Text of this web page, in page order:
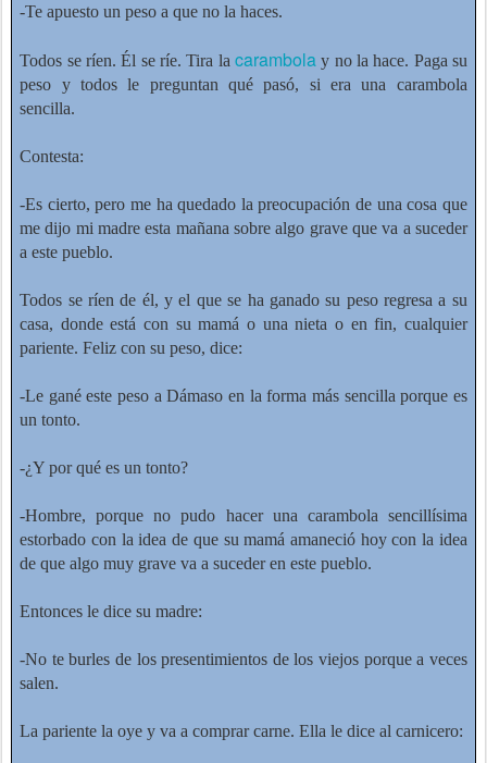
-Te apuesto un peso a que no la haces.
Todos se ríen. Él se ríe. Tira la carambolay no la hace. Paga su
peso y todos le preguntan qué pasó, si era una carambola
sencilla.
Contesta:
-Es cierto, pero me ha quedado la preocupación de una cosa que
me dijo mi madre esta mañana sobre algo grave que va a suceder
a este pueblo.
Todos se ríen de él, y el que se ha ganado su peso regresa a su
casa, donde está con su mamá o una nieta o en fin, cualquier
pariente. Feliz con su peso, dice:
-Le gané este peso a Dámaso en la forma más sencilla porque es
un tonto.
-¿Y por qué es un tonto?
-Hombre, porque no pudo hacer una carambola sencillísima
estorbado con la idea de que su mamá amaneció hoy con la idea
de que algo muy grave va a suceder en este pueblo.
Entonces le dice su madre:
-No te burles de los presentimientos de los viejos porque a veces
salen.
La pariente la oye y va a comprar carne. Ella le dice al carnicero: